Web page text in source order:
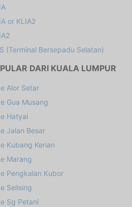
or KLIA2
(Terminal Bersepadu Selatan)
DARI KUALA LUMPUR
Alor Setar
Gua Musang
Hatyai
Jalan Besar
Kubang Kerian
Marang
Pengkalan Kubor
Selising
Sg Petani